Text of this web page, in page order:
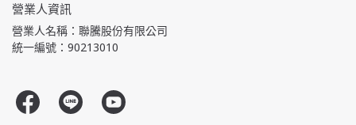
營業人資訊
營業人名稱：聯騰股份有限公司
統一編號：90213010